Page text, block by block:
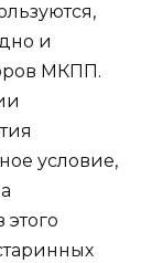
и
МКПП.
условие,